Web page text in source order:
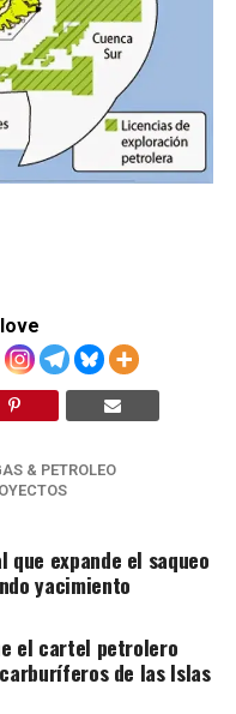
& PETROLEO
expande el saqueo
yacimiento
el cartel petrolero
de las Islas